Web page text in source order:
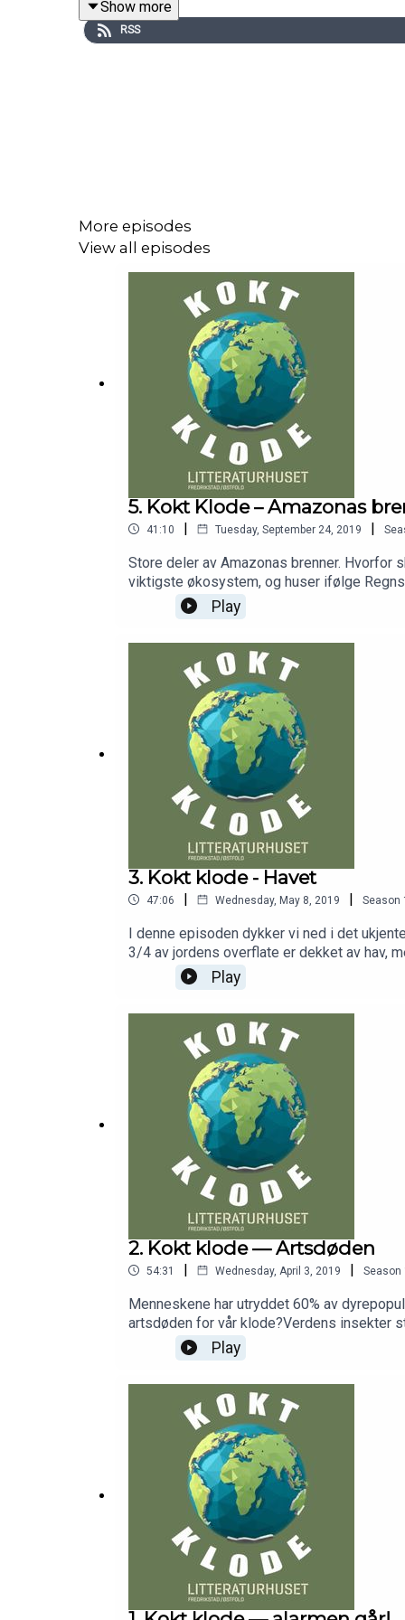
rundt og skaper oppmerksomhet rundt
Show more
RSS
More episodes
View all episodes
5. Kokt Klode – Amazonas
41:10 | Tuesday, September 24, 2019 |
Store deler av Amazonas brenner. Hvorfor
viktigste økosystem, og huser ifølge
halvparten av det skattkammeret kloden
som 80 prosent av landjordas dyre- og
år. Den politiske håndteringen av
Kokt Klode kommer leder for
Regnskogfondet arbeider for å bevare
salen 18. september 2019. Produsent:
Play
3. Kokt klode - Havet
47:06 | Wednesday, May 8, 2019 | Season
I denne episoden dykker vi ned i det
3/4 av jordens overflate er dekket av hav,
skrevet boken "Havlandet" og tar oss med
kysten har formet Norge. Og om hvordan
og hvordan de kolossale mengdene med
havet blir surt? Klarer vi å endre måten vi
Fredrikstad 30. april 2019Produsent:
Play
2. Kokt klode — Artsdøden
54:31 | Wednesday, April 3, 2019 | Season
Menneskene har utryddet 60% av
artsdøden for vår klode?Verdens insekter
økosystemer». Ifølge rapporten, som er
tredjedel av alle insekter utrydningstruet.
bestøver blomster og er mat for andre dyr.
vi gjøre?Professor i bevaringsbiologi,
programleder og klimajournalist Erik
Litteraturhuset FredrikstadRedigering:
Play